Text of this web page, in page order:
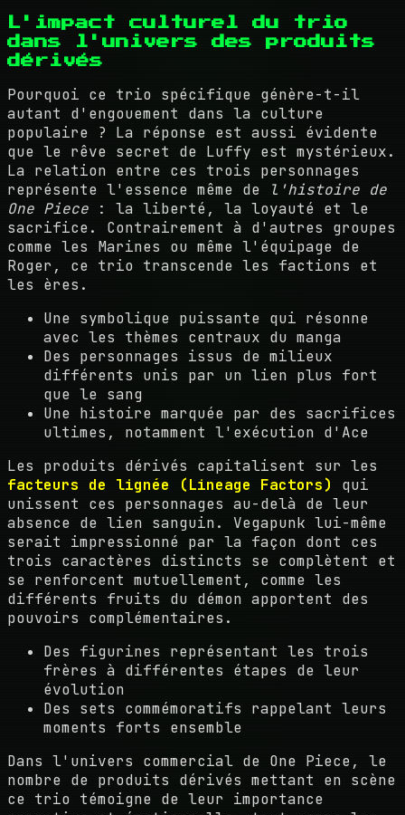
L'impact culturel du trio
dans l'univers des produits
dérivés
Pourquoi ce trio spécifique génère-t-il
autant d'engouement dans la culture
populaire ? La réponse est aussi évidente
que le rêve secret de Luffy est mystérieux.
La relation entre ces trois personnages
représente l'essence même de
l'histoire de
One Piece : la liberté, la loyauté et le
sacrifice. Contrairement à d'autres groupes
comme les Marines ou même l'équipage de
Roger, ce trio transcende les factions et
les ères.
Une symbolique puissante qui résonne
avec les thèmes centraux du manga
Des personnages issus de milieux
différents unis par un lien plus fort
que le sang
Une histoire marquée par des sacrifices
ultimes, notamment l'exécution d'Ace
Les produits dérivés capitalisent sur les
facteurs de lignée (Lineage Factors)
qui
unissent ces personnages au-delà de leur
absence de lien sanguin. Vegapunk lui-même
serait impressionné par la façon dont ces
trois caractères distincts se complètent et
se renforcent mutuellement, comme les
différents fruits du démon apportent des
pouvoirs complémentaires.
Des figurines représentant les trois
frères à différentes étapes de leur
évolution
Des sets commémoratifs rappelant leurs
moments forts ensemble
Dans l'univers commercial de One Piece, le
nombre de produits dérivés mettant en scène
ce trio témoigne de leur importance